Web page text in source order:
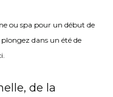
ou spa pour un début de
dans un été de
de la